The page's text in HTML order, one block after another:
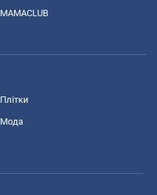
MAMACLUB
Плітки
Мода